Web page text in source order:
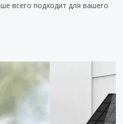
всего подходит для вашего